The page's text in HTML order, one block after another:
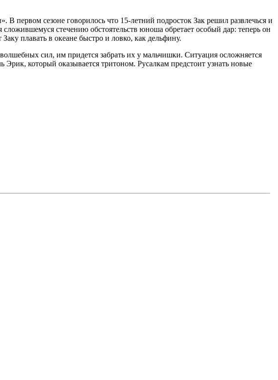
первом сезоне говорилось что 15-летний подросток Зак решил развлечься и
стечению обстоятельств юноша обретает особый дар: теперь он
плавать в океане быстро и ловко, как дельфину.
сил, им придется забрать их у мальчишки. Ситуация осложняется
который оказывается тритоном. Русалкам предстоит узнать новые